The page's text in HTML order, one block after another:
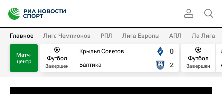
Главное Лига Чемпионов РПЛ Лига Европы АПЛ Ла Лига
Матч-
центр
Футбол
Завершен
Крылья Советов
Балтика
0
2
Футбол
Завершен